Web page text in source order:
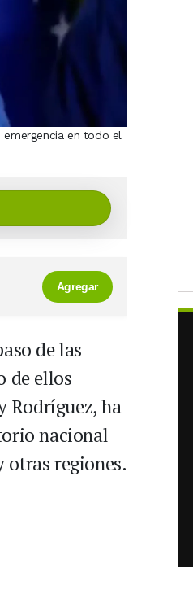
en todo el
Agregar
de las
de ellos
Rodríguez, ha
nacional
otras regiones.